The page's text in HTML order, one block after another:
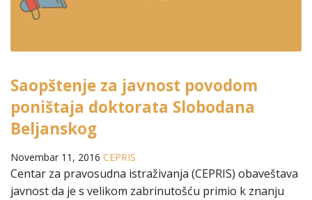
Saopštenje za javnost povodom
poništaja doktorata Slobodana
Beljanskog
Novembar 11, 2016 CEPRIS
Centar za pravosudna istraživanja (CEPRIS) obaveštava
javnost da je s velikom zabrinutošću primio k znanju